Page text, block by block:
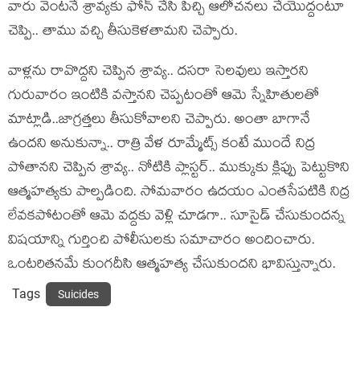
వారు వెంటనే శ్రావ్యకు ఫోన్ చేసి పిచ్చి ఆలోచనలు చేయొద్దంటూ
చెప్పి.. తాము వచ్చి తీసుకెళతామని చెప్పారు.
వాళ్లను రావొద్దని చెప్పిన శ్రావ్య.. దసరా సెలవులు ఇస్తారని
గురువారం ఇంటికి వస్తానని చెప్పటంతో ఆమె స్నేహితులతో
మాట్లాడి..జాగ్రత్తలు తీసుకోవాలని చెప్పారు. అంతా బాగానే
ఉందని అనుకున్నా.. రాత్రి వేళ రూమ్మేట్స్ కంటే ముందే నిద్ర
పోతానని చెప్పిన శ్రావ్య.. నోటికి ప్లాస్టర్.. ముక్కుకు క్లిప్పు పెట్టుకొని
ఆత్మహత్యకు పాల్పడింది. సోమవారం ఉదయం ఎంతసేపటికి నిద్ర
లేవకపోటంతో ఆమె వద్దకు వెళ్లి చూడగా.. సూసైడ్ చేసుకుందన్న
విషయాన్ని గుర్తించి పోలీసులకు సమాచారం అందించారు.
ఒంటరితనమే కుంగదీసి ఆత్మహత్య చేసుకుందని భావిస్తున్నారు.
Tags Suicides